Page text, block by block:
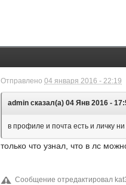
Отправлено04 января 2016 - 22:19
admin сказал(а) 04 Янв 2016 -
в профиле и почта есть и личку
только что узнал, что в лс
Сообщение отредактировал